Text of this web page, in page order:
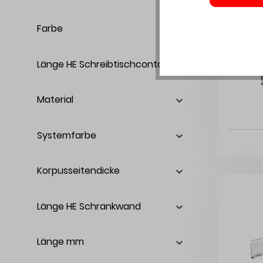
Farbe
Länge HE Schreibtischcontainer
Material
Systemfarbe
Korpusseitendicke
Länge HE Schrankwand
Länge mm